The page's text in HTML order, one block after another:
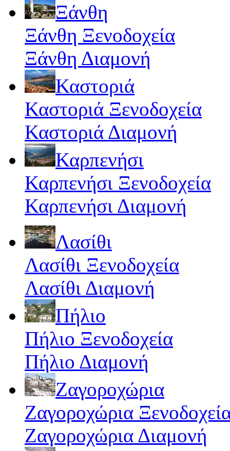
Ξάνθη
Ξάνθη Ξενοδοχεία
Ξάνθη Διαμονή
Καστοριά
Καστοριά Ξενοδοχεία
Καστοριά Διαμονή
Καρπενήσι
Καρπενήσι Ξενοδοχεία
Καρπενήσι Διαμονή
Λασίθι
Λασίθι Ξενοδοχεία
Λασίθι Διαμονή
Πήλιο
Πήλιο Ξενοδοχεία
Πήλιο Διαμονή
Ζαγοροχώρια
Ζαγοροχώρια
Ζαγοροχώρια Διαμονή